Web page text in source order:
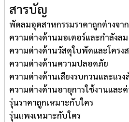
สารบัญ
พัดลมอุตสาหกรรมราคาถูกต่างจา
ความต่างด้านมอเตอร์และกำลังลม
ความต่างด้านวัสดุใบพัดและโครงส
ความต่างด้านความปลอดภัย
ความต่างด้านเสียงรบกวนและแรง
ความต่างด้านอายุการใช้งานและ
รุ่นราคาถูกเหมาะกับใคร
รุ่นแพงเหมาะกับใคร